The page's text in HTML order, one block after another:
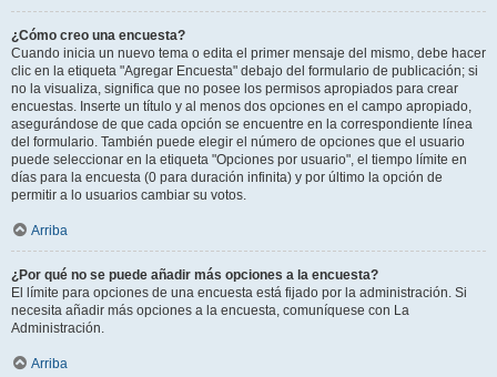
¿Cómo creo una encuesta?
Cuando inicia un nuevo tema o edita el primer mensaje del mismo, debe hacer
clic en la etiqueta "Agregar Encuesta" debajo del formulario de publicación; si
no la visualiza, significa que no posee los permisos apropiados para crear
encuestas. Inserte un título y al menos dos opciones en el campo apropiado,
asegurándose de que cada opción se encuentre en la correspondiente línea
del formulario. También puede elegir el número de opciones que el usuario
puede seleccionar en la etiqueta "Opciones por usuario", el tiempo límite en
días para la encuesta (0 para duración infinita) y por último la opción de
permitir a lo usuarios cambiar su votos.
Arriba
¿Por qué no se puede añadir más opciones a la encuesta?
El límite para opciones de una encuesta está fijado por la administración. Si
necesita añadir más opciones a la encuesta, comuníquese con La
Administración.
Arriba